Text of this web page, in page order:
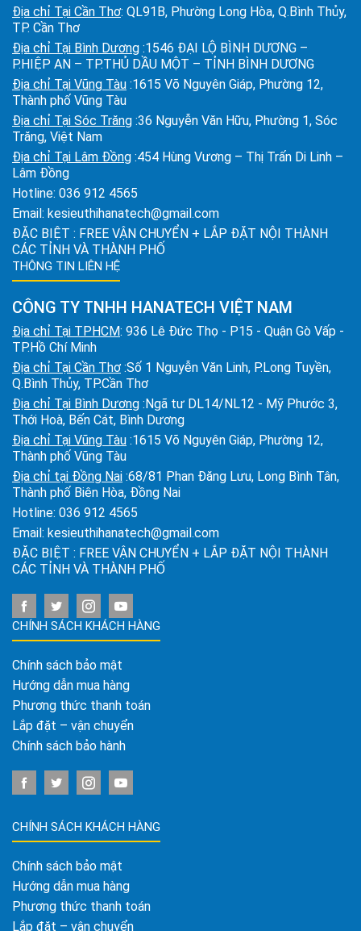
Địa chỉ Tại Cần Thơ: QL91B, Phường Long Hòa, Q.Bình Thủy,
TP. Cần Thơ
Địa chỉ Tại Bình Dương :1546 ĐẠI LỘ BÌNH DƯƠNG –
P.HIỆP AN – TP.THỦ DẦU MỘT – TỈNH BÌNH DƯƠNG
Địa chỉ Tại Vũng Tàu :1615 Võ Nguyên Giáp, Phường 12,
Thành phố Vũng Tàu
Địa chỉ Tại Sóc Trăng :36 Nguyễn Văn Hữu, Phường 1, Sóc
Trăng, Việt Nam
Địa chỉ Tại Lâm Đồng :454 Hùng Vương – Thị Trấn Di Linh –
Lâm Đồng
Hotline: 036 912 4565
Email: kesieuthihanatech@gmail.com
ĐẶC BIỆT : FREE VẬN CHUYỂN + LẮP ĐẶT NỘI THÀNH
CÁC TỈNH VÀ THÀNH PHỐ
THÔNG TIN LIÊN HỆ
CÔNG TY TNHH HANATECH VIỆT NAM
Địa chỉ Tại TPHCM: 936 Lê Đức Thọ - P15 - Quận Gò Vấp -
TP.Hồ Chí Minh
Địa chỉ Tại Cần Thơ :Số 1 Nguyễn Văn Linh, P.Long Tuyền,
Q.Bình Thủy, TP.Cần Thơ
Địa chỉ Tại Bình Dương :Ngã tư DL14/NL12 - Mỹ Phước 3,
Thới Hoà, Bến Cát, Bình Dương
Địa chỉ Tại Vũng Tàu :1615 Võ Nguyên Giáp, Phường 12,
Thành phố Vũng Tàu
Địa chỉ tại Đồng Nai :68/81 Phan Đăng Lưu, Long Bình Tân,
Thành phố Biên Hòa, Đồng Nai
Hotline: 036 912 4565
Email: kesieuthihanatech@gmail.com
ĐẶC BIỆT : FREE VẬN CHUYỂN + LẮP ĐẶT NỘI THÀNH
CÁC TỈNH VÀ THÀNH PHỐ
CHÍNH SÁCH KHÁCH HÀNG
Chính sách bảo mật
Hướng dẫn mua hàng
Phương thức thanh toán
Lắp đặt – vận chuyển
Chính sách bảo hành
CHÍNH SÁCH KHÁCH HÀNG
Chính sách bảo mật
Hướng dẫn mua hàng
Phương thức thanh toán
Lắp đặt – vận chuyển